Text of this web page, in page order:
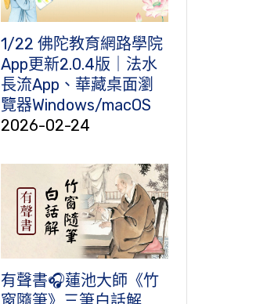
1/22 佛陀教育網路學院
App更新2.0.4版｜法水
長流App、華藏桌面瀏
覽器Windows/macOS
2026-02-24
有聲書🎧蓮池大師《竹